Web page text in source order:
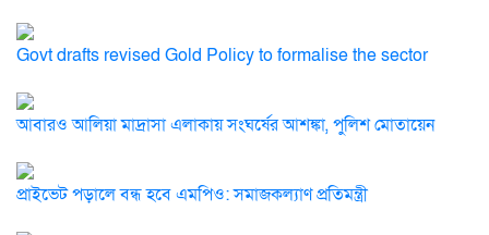
Govt drafts revised Gold Policy to formalise the sector
আবারও আলিয়া মাদ্রাসা এলাকায় সংঘর্ষের আশঙ্কা, পুলিশ মোতায়েন
প্রাইভেট পড়ালে বন্ধ হবে এমপিও: সমাজকল্যাণ প্রতিমন্ত্রী